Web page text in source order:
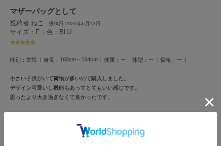
FURFUR
ファーファー
ジェラート ピケ
GELATO PIQUE CAT&DOG
マザーバッグとして
投稿者 ねこ 投稿日 2026年6月13日
サイズ：F | 色：BLU
性別： 女性 身長： 160cm～164cm 体重： ー 体型： ー 骨格： ー
小さい子供がいて荷物が多いので購入しました。
デザイン可愛いし機能もあってとてもいい感じです。
思ったより大き過ぎなくて良かったです。